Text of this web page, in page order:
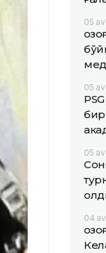
05
05
05
04